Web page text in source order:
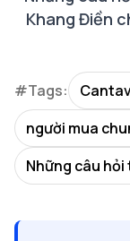
Khang Điền
#Tags:
người mua
Những câu